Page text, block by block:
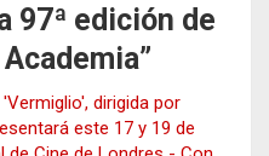
97ª edición de
”
dirigida por
este 17 y 19 de